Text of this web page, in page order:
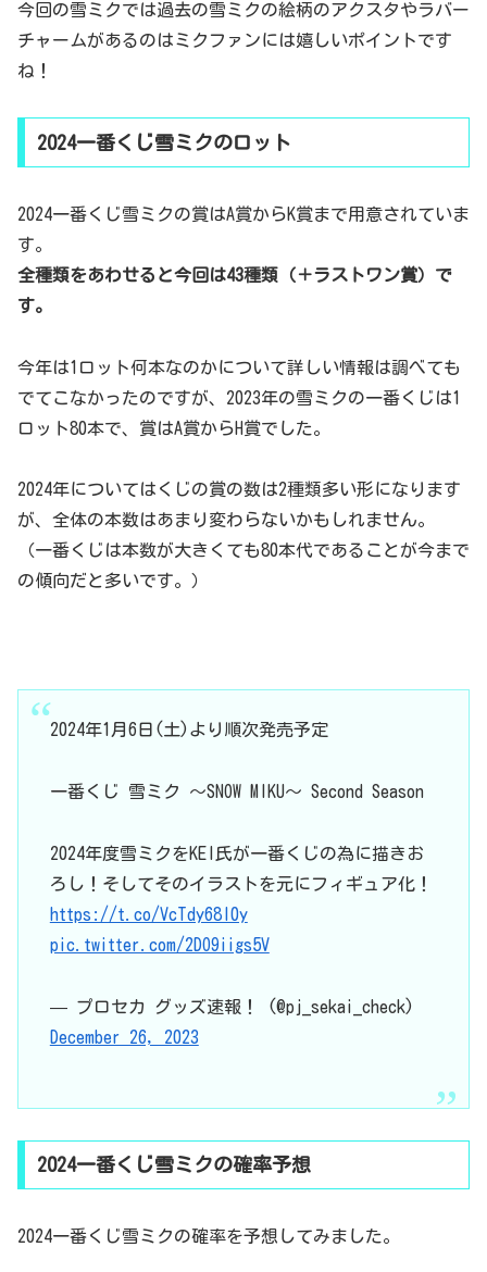
今回の雪ミクでは過去の雪ミクの絵柄のアクスタやラバー
チャームがあるのはミクファンには嬉しいポイントです
ね！
2024一番くじ雪ミクのロット
2024一番くじ雪ミクの賞はA賞からK賞まで用意されていま
す。
全種類をあわせると今回は43種類（＋ラストワン賞）で
す。
今年は1ロット何本なのかについて詳しい情報は調べても
でてこなかったのですが、2023年の雪ミクの一番くじは1
ロット80本で、賞はA賞からH賞でした。
2024年についてはくじの賞の数は2種類多い形になります
が、全体の本数はあまり変わらないかもしれません。
（一番くじは本数が大きくても80本代であることが今まで
の傾向だと多いです。）
2024年1月6日(土)より順次発売予定
一番くじ 雪ミク ～SNOW MIKU～ Second Season
2024年度雪ミクをKEI氏が一番くじの為に描きお
ろし！そしてそのイラストを元にフィギュア化！
https://t.co/VcTdy68l0y
pic.twitter.com/2DO9iigs5V
— プロセカ グッズ速報！ (@pj_sekai_check)
December 26, 2023
2024一番くじ雪ミクの確率予想
2024一番くじ雪ミクの確率を予想してみました。